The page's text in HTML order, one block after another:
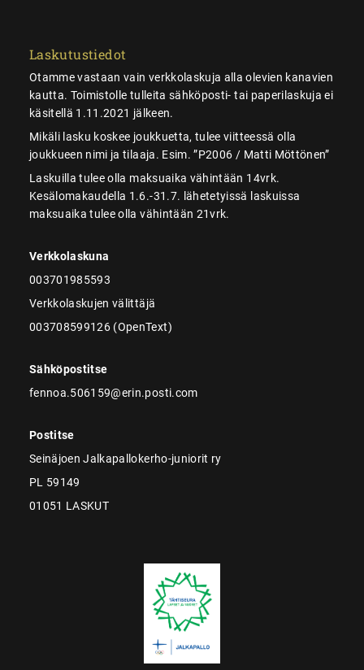
Laskutustiedot
Otamme vastaan vain verkkolaskuja alla olevien kanavien
kautta. Toimistolle tulleita sähköposti- tai paperilaskuja ei
käsitellä 1.11.2021 jälkeen.
Mikäli lasku koskee joukkuetta, tulee viitteessä olla
joukkueen nimi ja tilaaja. Esim. ”P2006 / Matti Möttönen”
Laskuilla tulee olla maksuaika vähintään 14vrk.
Kesälomakaudella 1.6.-31.7. lähetetyissä laskuissa
maksuaika tulee olla vähintään 21vrk.
Verkkolaskuna
003701985593
Verkkolaskujen välittäjä
003708599126 (OpenText)
Sähköpostitse
fennoa.506159@erin.posti.com
Postitse
Seinäjoen Jalkapallokerho-juniorit ry
PL 59149
01051 LASKUT